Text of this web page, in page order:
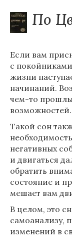
По
Если вам
с
жизни
начинаний.
чем-то
возможностей.
Такой сон
негативных
и двигаться
обратить
состояние и
мешает вам
В целом, это
самоанализу,
изменений в